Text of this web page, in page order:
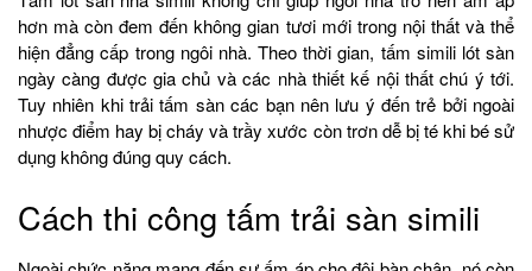
hơn mà còn đem đến không gian tươi mới trong nội thất và thể
hiện đẳng cấp trong ngôi nhà. Theo thời gian, tấm simili lót sàn
ngày càng được gia chủ và các nhà thiết kế nội thất chú ý tới.
Tuy nhiên khi trải tấm sàn các bạn nên lưu ý đến trẻ bởi ngoài
nhược điểm hay bị cháy và trầy xước còn trơn dễ bị té khi bé sử
dụng không đúng quy cách.
Cách thi công tấm trải sàn simili